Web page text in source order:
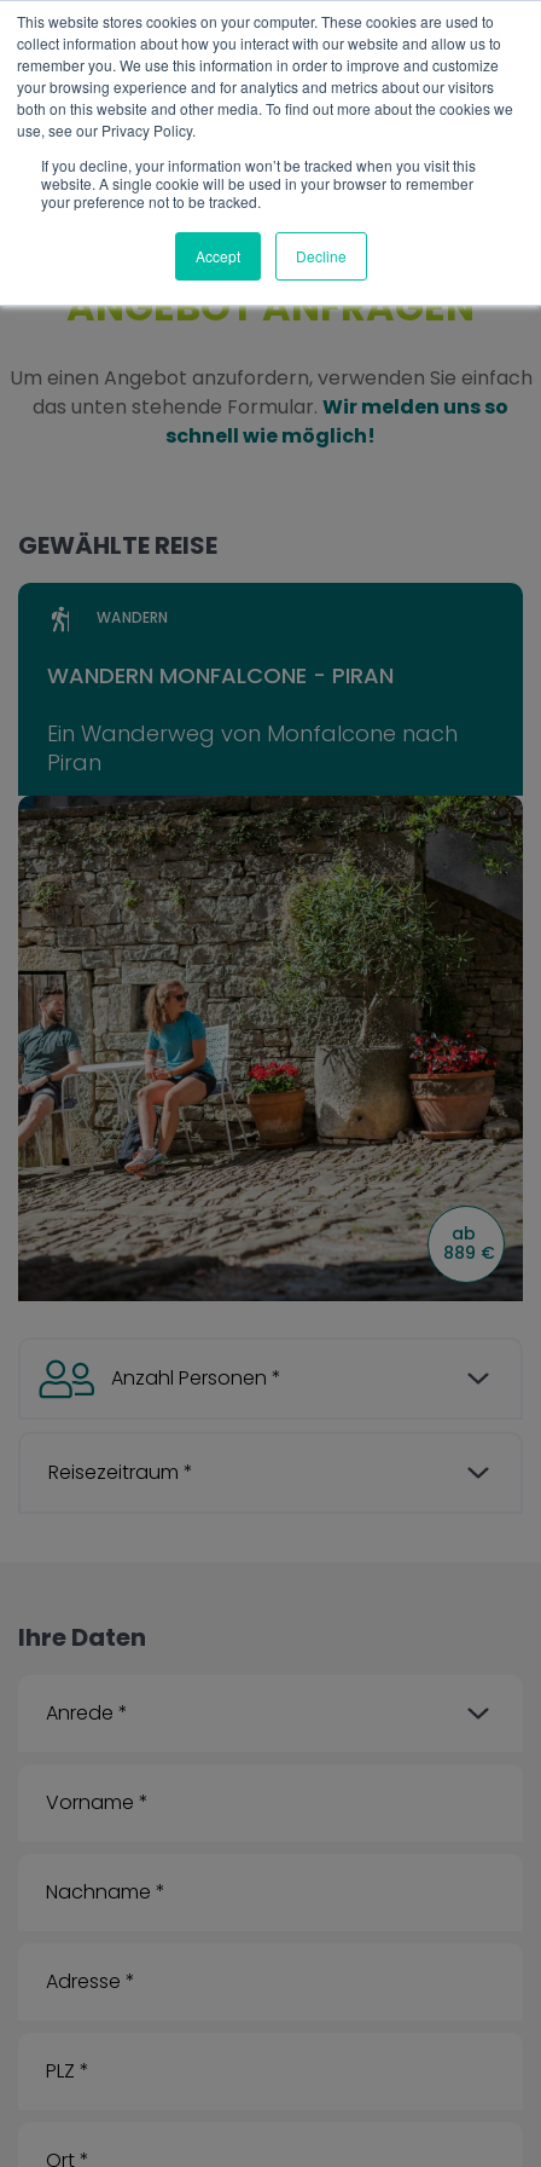
This website stores cookies on your computer. These cookies are used to
collect information about how you interact with our website and allow us to
remember you. We use this information in order to improve and customize
your browsing experience and for analytics and metrics about our visitors
both on this website and other media. To find out more about the cookies we
use, see our Privacy Policy.
If you decline, your information won’t be tracked when you visit this
website. A single cookie will be used in your browser to remember
your preference not to be tracked.
Accept Decline
DE
ANGEBOT ANFRAGEN
Um einen Angebot anzufordern, verwenden Sie einfach
das unten stehende Formular. Wir melden uns so
schnell wie möglich!
GEWÄHLTE REISE
WANDERN
WANDERN MONFALCONE - PIRAN
Ein Wanderweg von Monfalcone nach
Piran
Ihre Daten